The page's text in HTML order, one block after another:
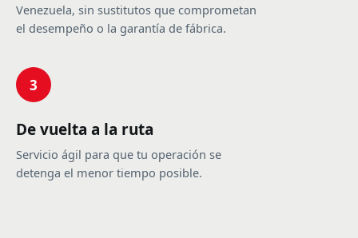
Venezuela, sin sustitutos que comprometan
el desempeño o la garantía de fábrica.
3
De vuelta a la ruta
Servicio ágil para que tu operación se
detenga el menor tiempo posible.